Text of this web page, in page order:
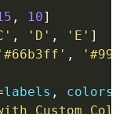
, 10]
, 'D' , 'E' ]
'#66b3ff' ,
labels , colors
Custom